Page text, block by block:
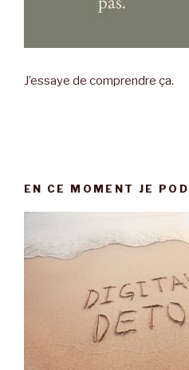
J’essaye de comprendre ça.
EN CE MOMENT JE